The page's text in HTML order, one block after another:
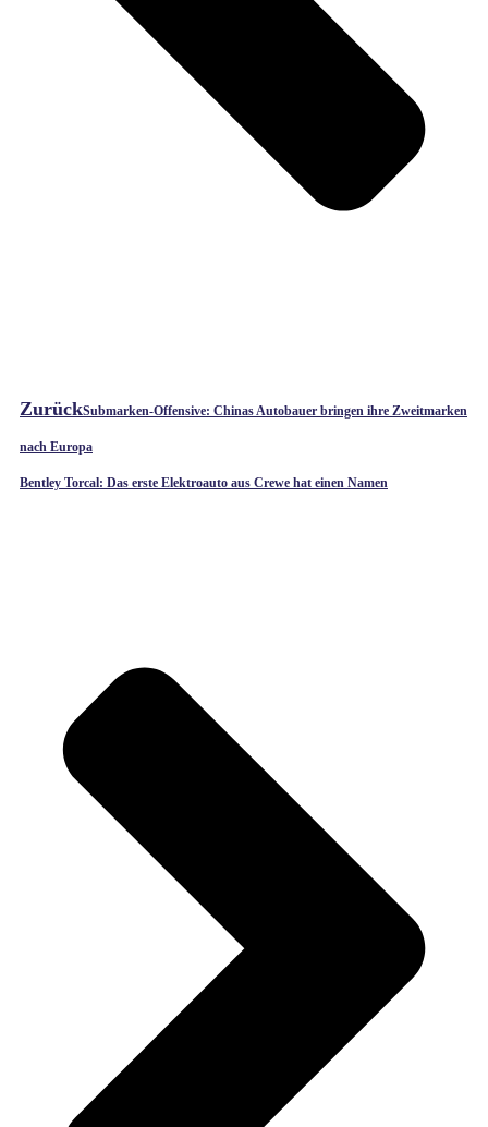
ZurückSubmarken-Offensive: Chinas Autobauer bringen ihre Zweitmarken
nach Europa
Bentley Torcal: Das erste Elektroauto aus Crewe hat einen Namen